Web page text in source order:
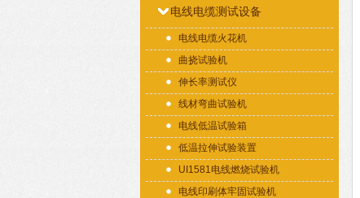
电线电缆测试设备
电线电缆火花机
曲挠试验机
伸长率测试仪
线材弯曲试验机
电线低温试验箱
低温拉伸试验装置
UI1581电线燃烧试验机
电线印刷体牢固试验机